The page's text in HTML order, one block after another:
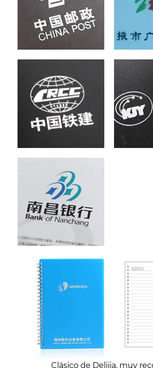
Clásico de Delijia, muy